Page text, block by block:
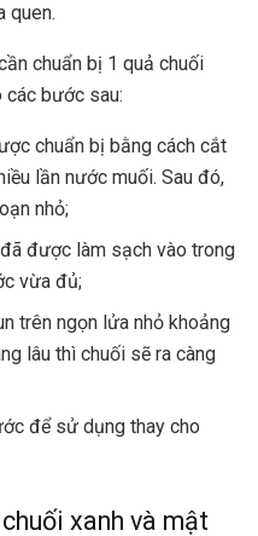
quen.
chuẩn bị 1 quả chuối
các bước sau:
chuẩn bị bằng cách cắt
lần nước muối. Sau đó,
nhỏ;
được làm sạch vào trong
vừa đủ;
trên ngọn lửa nhỏ khoảng
lâu thì chuối sẽ ra càng
để sử dụng thay cho
xanh và mật